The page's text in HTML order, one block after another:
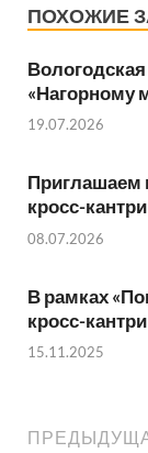
ПОХОЖИЕ
«Нагорному
19.07.2026
Приглашаем
кросс-
08.07.2026
В рамках
кросс-кантри
15.11.2025